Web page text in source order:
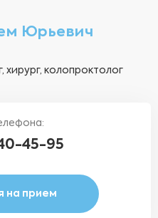
Юрьевич
хирург, колопроктолог
45-95
на прием